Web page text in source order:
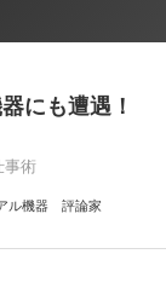
にも遭遇！
事術
ル機器 評論家